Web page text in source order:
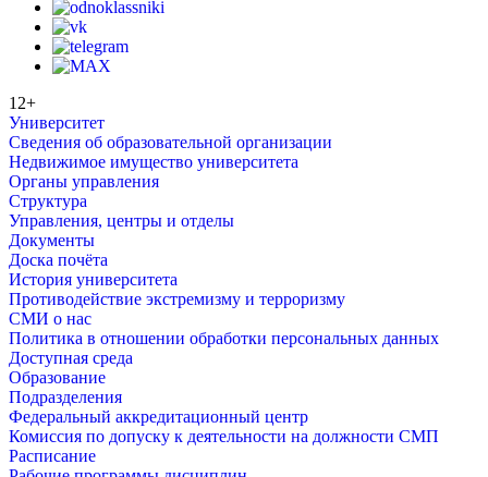
12+
Университет
Сведения об образовательной организации
Недвижимое имущество университета
Органы управления
Структура
Управления, центры и отделы
Документы
Доска почёта
История университета
Противодействие экстремизму и терроризму
СМИ о нас
Политика в отношении обработки персональных данных
Доступная среда
Образование
Подразделения
Федеральный аккредитационный центр
Комиссия по допуску к деятельности на должности СМП
Расписание